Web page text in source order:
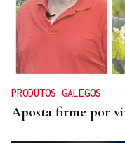
CRECIMIENTO
Gráfico | España
tras alcanzar un
PRODUTOS GALEGOS
Aposta firme por